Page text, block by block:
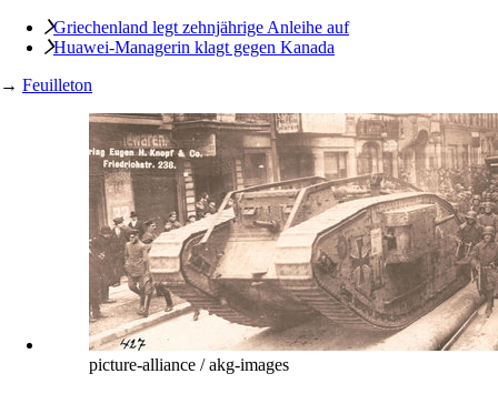
Griechenland legt zehnjährige Anleihe auf
Huawei-Managerin klagt gegen Kanada
→ Feuilleton
picture-alliance / akg-images